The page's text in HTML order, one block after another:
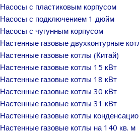
Насосы с пластиковым корпусом
Насосы с подключением 1 дюйм
Насосы с чугунным корпусом
Настенные газовые двухконтурные
Настенные газовые котлы (Китай)
Настенные газовые котлы 15 кВт
Настенные газовые котлы 18 кВт
Настенные газовые котлы 30 кВт
Настенные газовые котлы 31 кВт
Настенные газовые котлы
Настенные газовые котлы на 140 кв. м